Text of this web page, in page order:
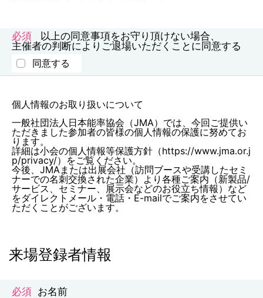
以上の同意事項をお守り頂けない場合、
主催者の判断によりご退場いただくことに同意する
同意する
個人情報のお取り扱いについて
一般社団法人日本能率協会（JMA）では、今回ご提供い
ただきました参加者の皆様の個人情報の保護に努めてお
ります。
詳細は小会の個人情報等保護方針（https://www.jma.or.j
p/privacy/）をご覧ください。
今後、JMAまたは出展会社（訪問ブースや受講したセミ
ナーでの名刺交換された企業）より各種ご案内（新製品/
サービス、セミナー、展示会などのお役立ち情報）など
をダイレクトメール・電話・E-mailでご案内をさせてい
ただくことがございます。
来場登録者情報
お名前